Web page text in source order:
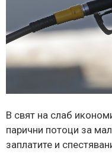
В свят на слаб
парични потоци за
заплатите и